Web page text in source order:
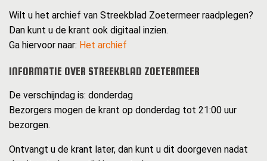
Wilt u het archief van Streekblad Zoetermeer raadplegen?
Dan kunt u de krant ook digitaal inzien.
Ga hiervoor naar: Het archief
INFORMATIE OVER STREEKBLAD ZOETERMEER
De verschijndag is: donderdag
Bezorgers mogen de krant op donderdag tot 21:00 uur
bezorgen.
Ontvangt u de krant later, dan kunt u dit doorgeven nadat